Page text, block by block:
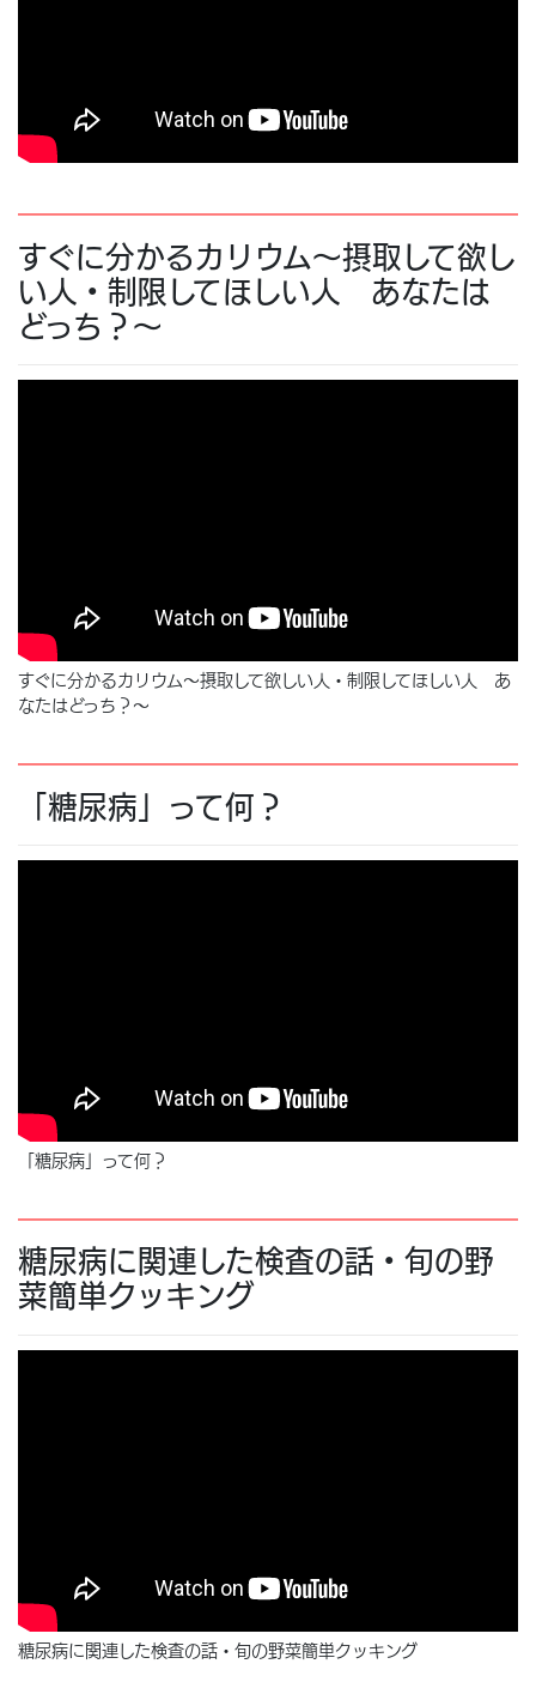
すぐに分かるカリウム～摂取して欲し
い人・制限してほしい人 あなたは
どっち？～
すぐに分かるカリウム～摂取して欲しい人・制限してほしい人 あ
なたはどっち？～
「糖尿病」って何？
「糖尿病」って何？
糖尿病に関連した検査の話・旬の野
菜簡単クッキング
糖尿病に関連した検査の話・旬の野菜簡単クッキング